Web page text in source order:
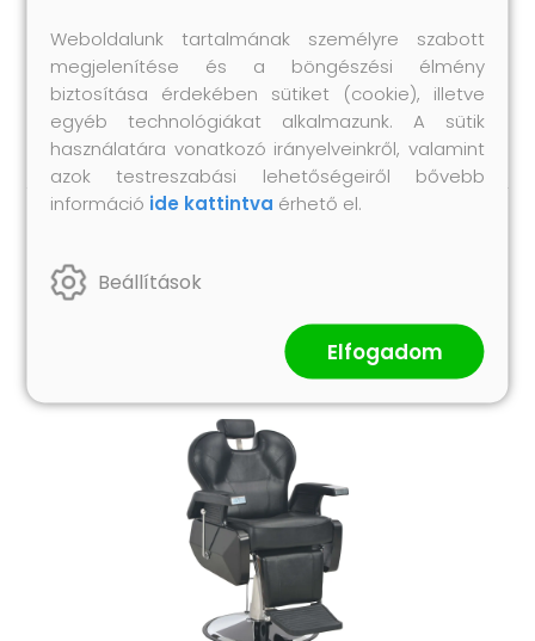
Gázemelő mechanizmussal
Összeszerelést igényel: igen
Max. teherbírás: 110 kg
Weboldalunk tartalmának személyre szabott
megjelenítése és a böngészési élmény
biztosítása érdekében sütiket (cookie), illetve
egyéb technológiákat alkalmazunk. A sütik
használatára vonatkozó irányelveinkről, valamint
azok testreszabási lehetőségeiről bővebb
információ ide kattintva érhető el.
Beállítások
Elfogadom